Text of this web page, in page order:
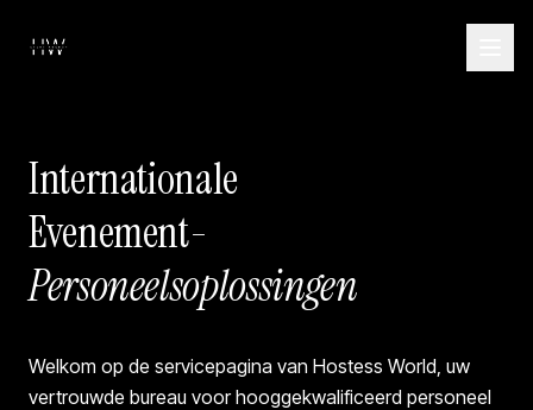
Internationale
Evenement-
Personeelsoplossingen
Welkom op de servicepagina van Hostess World, uw
vertrouwde bureau voor hooggekwalificeerd personeel